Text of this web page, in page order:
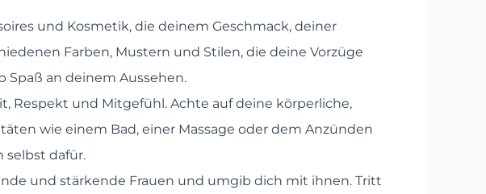
und Kosmetik, die deinem Geschmack, deiner
Farben, Mustern und Stilen, die deine Vorzüge
Spaß an deinem Aussehen.
Respekt und Mitgefühl. Achte auf deine körperliche,
wie einem Bad, einer Massage oder dem Anzünden
selbst dafür.
und stärkende Frauen und umgib dich mit ihnen. Tritt